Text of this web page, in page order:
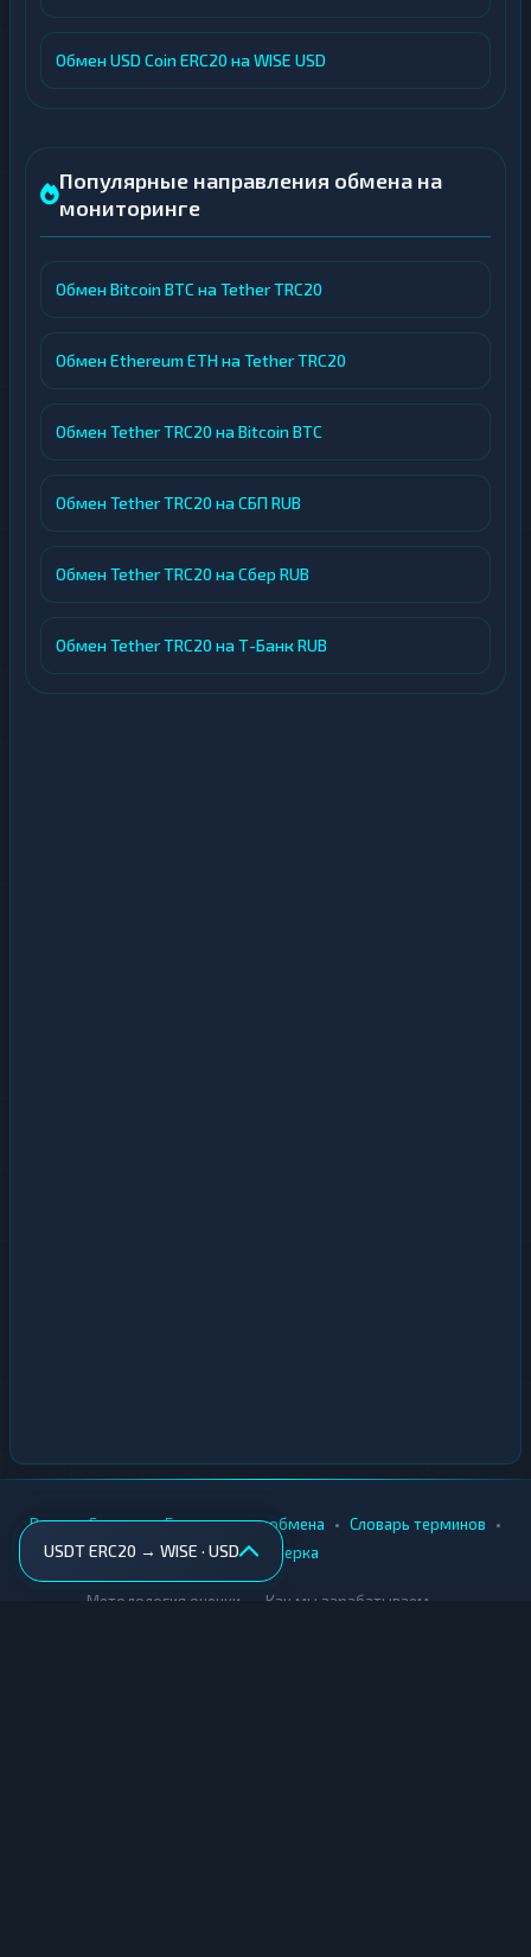
Обмен USD Coin ERC20 на WISE USD
Популярные направления обмена на
мониторинге
Обмен Bitcoin BTC на Tether TRC20
Обмен Ethereum ETH на Tether TRC20
Обмен Tether TRC20 на Bitcoin BTC
Обмен Tether TRC20 на СБП RUB
Обмен Tether TRC20 на Сбер RUB
Обмен Tether TRC20 на Т-Банк RUB
USDT ERC20 → WISE · USD
Вики • Города • Безопасность обмена • Словарь терминов •
AML-проверка
Методология оценки Как мы зарабатываем